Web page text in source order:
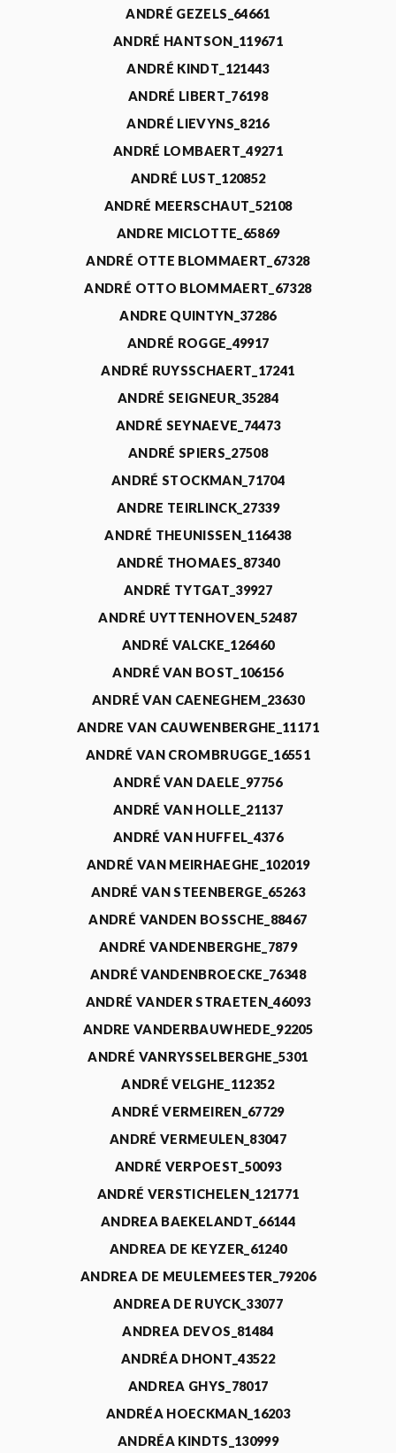
ANDRÉ GEZELS_64661
ANDRÉ HANTSON_119671
ANDRÉ KINDT_121443
ANDRÉ LIBERT_76198
ANDRÉ LIEVYNS_8216
ANDRÉ LOMBAERT_49271
ANDRÉ LUST_120852
ANDRÉ MEERSCHAUT_52108
ANDRE MICLOTTE_65869
ANDRÉ OTTE BLOMMAERT_67328
ANDRÉ OTTO BLOMMAERT_67328
ANDRE QUINTYN_37286
ANDRÉ ROGGE_49917
ANDRÉ RUYSSCHAERT_17241
ANDRÉ SEIGNEUR_35284
ANDRÉ SEYNAEVE_74473
ANDRÉ SPIERS_27508
ANDRÉ STOCKMAN_71704
ANDRE TEIRLINCK_27339
ANDRÉ THEUNISSEN_116438
ANDRÉ THOMAES_87340
ANDRÉ TYTGAT_39927
ANDRÉ UYTTENHOVEN_52487
ANDRÉ VALCKE_126460
ANDRÉ VAN BOST_106156
ANDRÉ VAN CAENEGHEM_23630
ANDRE VAN CAUWENBERGHE_11171
ANDRÉ VAN CROMBRUGGE_16551
ANDRÉ VAN DAELE_97756
ANDRÉ VAN HOLLE_21137
ANDRÉ VAN HUFFEL_4376
ANDRÉ VAN MEIRHAEGHE_102019
ANDRÉ VAN STEENBERGE_65263
ANDRÉ VANDEN BOSSCHE_88467
ANDRÉ VANDENBERGHE_7879
ANDRÉ VANDENBROECKE_76348
ANDRÉ VANDER STRAETEN_46093
ANDRE VANDERBAUWHEDE_92205
ANDRÉ VANRYSSELBERGHE_5301
ANDRÉ VELGHE_112352
ANDRÉ VERMEIREN_67729
ANDRÉ VERMEULEN_83047
ANDRÉ VERPOEST_50093
ANDRÉ VERSTICHELEN_121771
ANDREA BAEKELANDT_66144
ANDREA DE KEYZER_61240
ANDREA DE MEULEMEESTER_79206
ANDREA DE RUYCK_33077
ANDREA DEVOS_81484
ANDRÉA DHONT_43522
ANDREA GHYS_78017
ANDRÉA HOECKMAN_16203
ANDRÉA KINDTS_130999